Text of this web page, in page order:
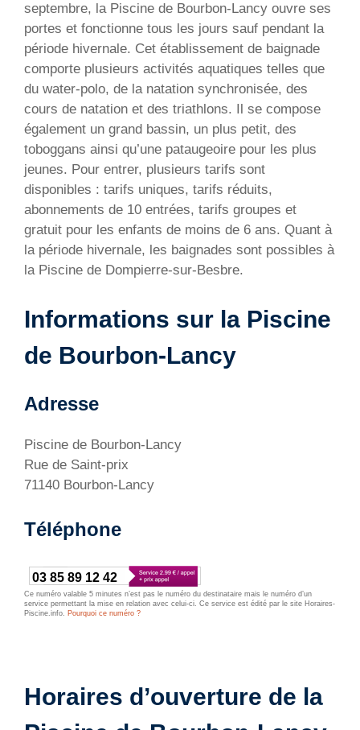
septembre, la Piscine de Bourbon-Lancy ouvre ses
portes et fonctionne tous les jours sauf pendant la
période hivernale. Cet établissement de baignade
comporte plusieurs activités aquatiques telles que
du water-polo, de la natation synchronisée, des
cours de natation et des triathlons. Il se compose
également un grand bassin, un plus petit, des
toboggans ainsi qu’une pataugeoire pour les plus
jeunes. Pour entrer, plusieurs tarifs sont
disponibles : tarifs uniques, tarifs réduits,
abonnements de 10 entrées, tarifs groupes et
gratuit pour les enfants de moins de 6 ans. Quant à
la période hivernale, les baignades sont possibles à
la Piscine de Dompierre-sur-Besbre.
Informations sur la Piscine
de Bourbon-Lancy
Adresse
Piscine de Bourbon-Lancy
Rue de Saint-prix
71140 Bourbon-Lancy
Téléphone
03 85 89 12 42
Ce numéro valable 5 minutes n’est pas le numéro du destinataire mais le numéro d’un
service permettant la mise en relation avec celui-ci. Ce service est édité par le site Horaires-
Piscine.info. Pourquoi ce numéro ?
Horaires d’ouverture de la